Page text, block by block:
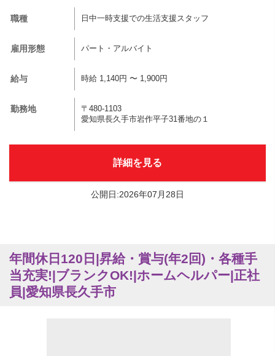
職種 日中一時支援での生活支援スタッフ
雇用形態 パート・アルバイト
給与 時給 1,140円 〜 1,900円
勤務地
〒480-1103
愛知県長久手市岩作平子31番地の１
詳細を見る
公開日:2026年07月28日
年間休日120日|昇給・賞与(年2回)・各種手
当充実!|ブランクOK!|ホームヘルパー|正社
員|愛知県長久手市